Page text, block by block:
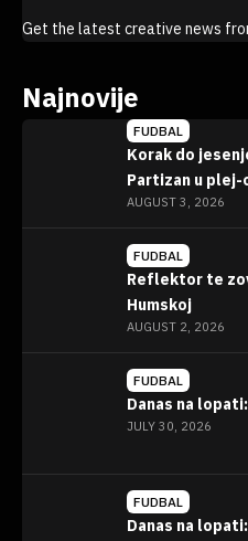
Get the latest creative news
Najnovije
FUDBAL
Korak do
Partizan u plej-
AUGUST 3, 2026
FUDBAL
Reflektor te
Humskoj
AUGUST 2, 2026
FUDBAL
Danas na
JULY 30, 2026
FUDBAL
Danas na